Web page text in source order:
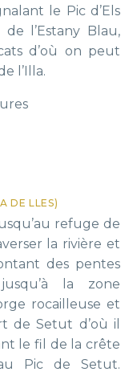
le Pic d’Els
l’Estany Blau,
d’où on peut
l’Illa.
DE LLES)
refuge de
la rivière et
des pentes
la zone
rocailleuse et
de Setut d’où il
le fil de la crête
Pic de Setut.